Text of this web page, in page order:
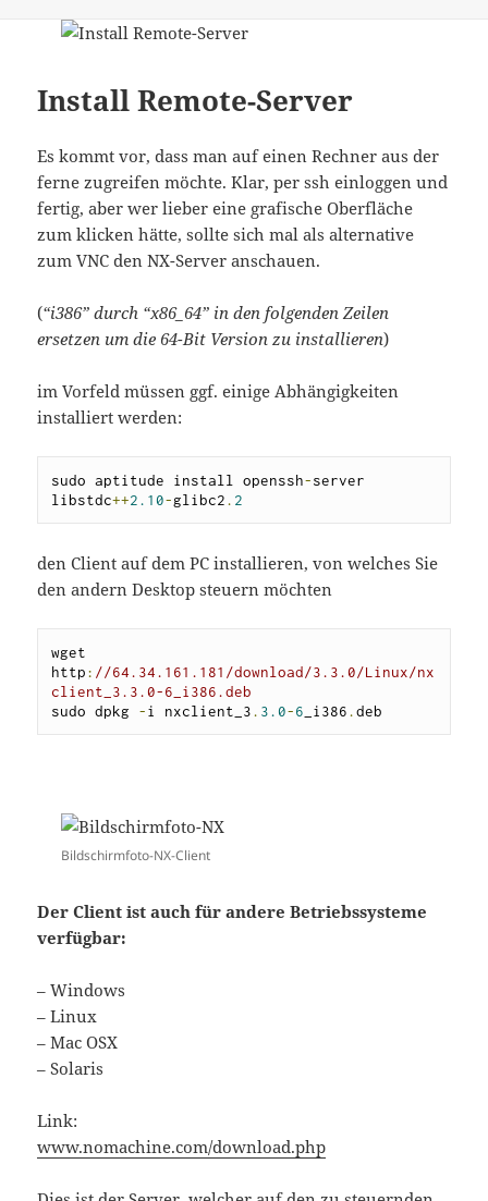
Install Remote-Server
Es kommt vor, dass man auf einen Rechner aus der
ferne zugreifen möchte. Klar, per ssh einloggen und
fertig, aber wer lieber eine grafische Oberfläche
zum klicken hätte, sollte sich mal als alternative
zum VNC den NX-Server anschauen.
(“i386” durch “x86_64” in den folgenden Zeilen
ersetzen um die 64-Bit Version zu installieren)
im Vorfeld müssen ggf. einige Abhängigkeiten
installiert werden:
sudo aptitude install openssh-server
libstdc++2.10-glibc2 . 2
den Client auf dem PC installieren, von welches Sie
den andern Desktop steuern möchten
wget
http: //64.34.161.181/download/3.3.0/Linux/nx
client_3.3.0-6_i386.deb
sudo dpkg -i nxclient_3 . 3.0-6 _i386 .deb
Bildschirmfoto-NX-Client
Der Client ist auch für andere Betriebssysteme
verfügbar:
– Windows
– Linux
– Mac OSX
– Solaris
Link:
www.nomachine.com/download.php